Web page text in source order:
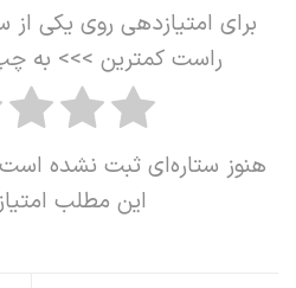
برای امتیازدهی روی یکی از
راست کمترین >>> به
هنوز ستاره‌ای ثبت نشده
این مطلب